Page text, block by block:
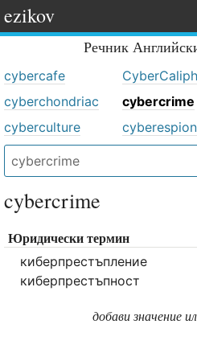
ezikov
Речник
cybercafe
cyberchondriac
cybercrime
cyberculture
cybercrime
Юридически термин
киберпрестъпление
киберпрестъпност
добави значение